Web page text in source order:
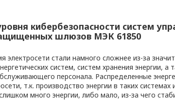
кибербезопасности систем
шлюзов МЭК 61850
электросети стали намного сложнее из-за
систем, систем хранения энергии, а
персонала. Распределенные
т.к. производство энергии в таких
много энергии, либо мало, из-за чего